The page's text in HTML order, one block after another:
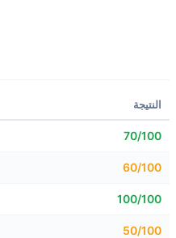
النتيجة
70/100
60/100
100/100
50/100